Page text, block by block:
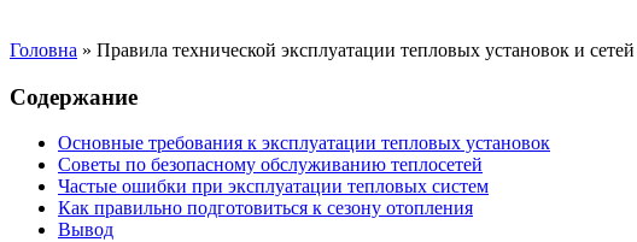
Головна » Правила технической эксплуатации тепловых установок и
Содержание
Основные требования к эксплуатации тепловых установок
Советы по безопасному обслуживанию теплосетей
Частые ошибки при эксплуатации тепловых систем
Как правильно подготовиться к сезону отопления
Вывод